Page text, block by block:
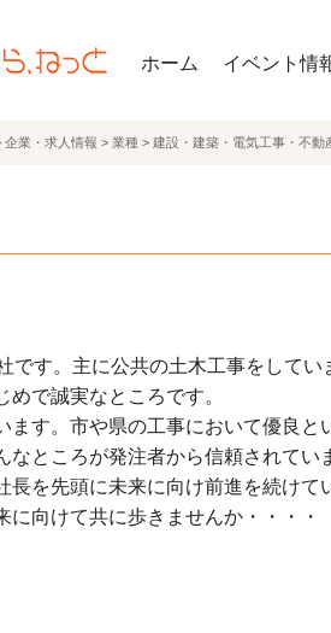
ホーム イベント情
企業・求人情報 > 業種 > 建設・建築・電気工事・不動
す。主に公共の土木工事をしてい
で誠実なところです。
ます。市や県の工事において優良と
ところが発注者から信頼されてい
を先頭に未来に向け前進を続けて
向けて共に歩きませんか・・・・